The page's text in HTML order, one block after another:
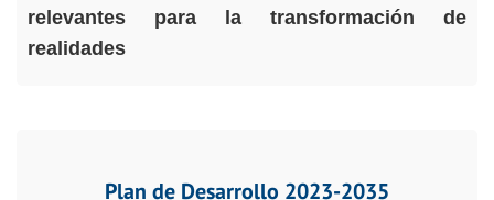
relevantes para la transformación de
realidades
Plan de Desarrollo 2023-2035